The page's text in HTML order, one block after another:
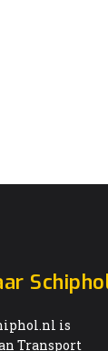
is
Transport